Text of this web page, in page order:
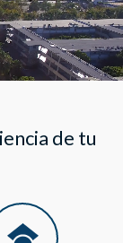
de tu